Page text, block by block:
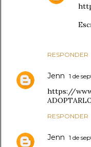
RESPONDER
Jenn 1 de
https://
RESPONDER
Jenn 1 de